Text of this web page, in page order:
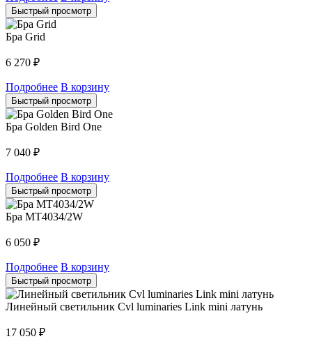
Быстрый просмотр
Бра Grid
6 270 ₽
Подробнее В корзину
Быстрый просмотр
Бра Golden Bird One
7 040 ₽
Подробнее В корзину
Быстрый просмотр
Бра MT4034/2W
6 050 ₽
Подробнее В корзину
Быстрый просмотр
Линейный светильник Cvl luminaries Link mini латунь
17 050 ₽